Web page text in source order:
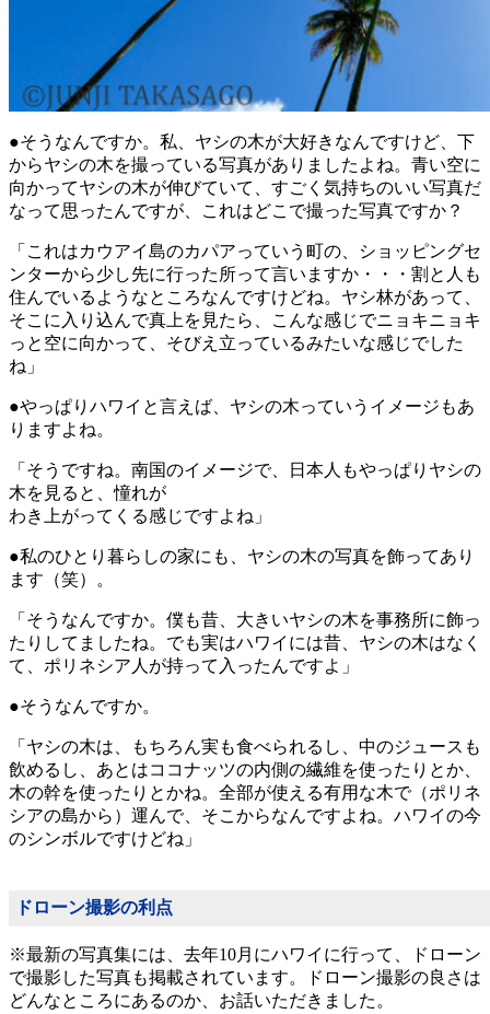
●そうなんですか。私、ヤシの木が大好きなんですけど、下
からヤシの木を撮っている写真がありましたよね。青い空に
向かってヤシの木が伸びていて、すごく気持ちのいい写真だ
なって思ったんですが、これはどこで撮った写真ですか？
「これはカウアイ島のカパアっていう町の、ショッピングセ
ンターから少し先に行った所って言いますか・・・割と人も
住んでいるようなところなんですけどね。ヤシ林があって、
そこに入り込んで真上を見たら、こんな感じでニョキニョキ
っと空に向かって、そびえ立っているみたいな感じでした
ね」
●やっぱりハワイと言えば、ヤシの木っていうイメージもあ
りますよね。
「そうですね。南国のイメージで、日本人もやっぱりヤシの
木を見ると、憧れが
わき上がってくる感じですよね」
●私のひとり暮らしの家にも、ヤシの木の写真を飾ってあり
ます（笑）。
「そうなんですか。僕も昔、大きいヤシの木を事務所に飾っ
たりしてましたね。でも実はハワイには昔、ヤシの木はなく
て、ポリネシア人が持って入ったんですよ」
●そうなんですか。
「ヤシの木は、もちろん実も食べられるし、中のジュースも
飲めるし、あとはココナッツの内側の繊維を使ったりとか、
木の幹を使ったりとかね。全部が使える有用な木で（ポリネ
シアの島から）運んで、そこからなんですよね。ハワイの今
のシンボルですけどね」
ドローン撮影の利点
※最新の写真集には、去年10月にハワイに行って、ドローン
で撮影した写真も掲載されています。ドローン撮影の良さは
どんなところにあるのか、お話いただきました。